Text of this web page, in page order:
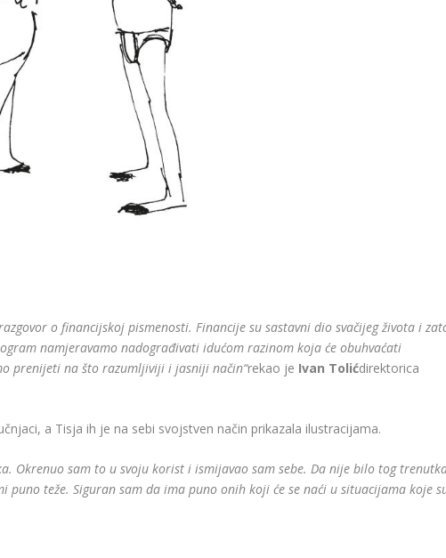
o financijskoj pismenosti. Financije su sastavni dio svačijeg života i
namjeravamo nadograđivati ​​idućom razinom koja će obuhvaćati
prenijeti na što razumljiviji i jasniji način“rekao je Ivan Tolićdirektorica
a Tisja ih je na sebi svojstven način prikazala ilustracijama.
Okrenuo sam to u svoju korist i ismijavao sam sebe. Da nije bilo tog
puno teže. Siguran sam da ima puno onih koji će se naći u situacijama koje